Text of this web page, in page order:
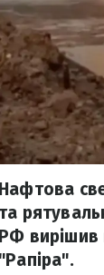
Нафтова
та
РФ вирішив
"Рапіра".